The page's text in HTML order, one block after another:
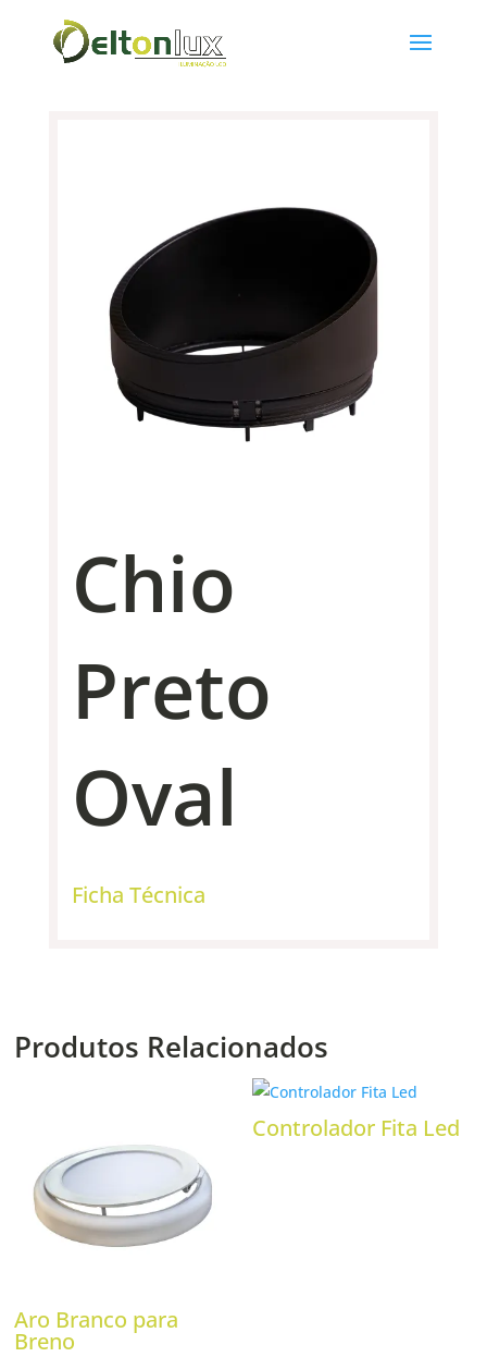
Chio
Preto
Oval
Ficha Técnica
Produtos Relacionados
Aro Branco para
Breno
Controlador Fita Led